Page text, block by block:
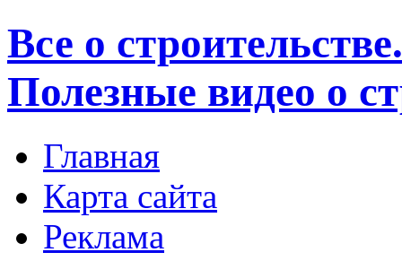
Все о
Полезные видео о
Главная
Карта сайта
Реклама